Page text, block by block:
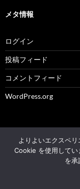
メタ情報
ログイン
投稿フィード
コメントフィード
WordPress.org
© 2004 - 2026 NK's
よりよいエクスペ
Cookie を使用してい
を承